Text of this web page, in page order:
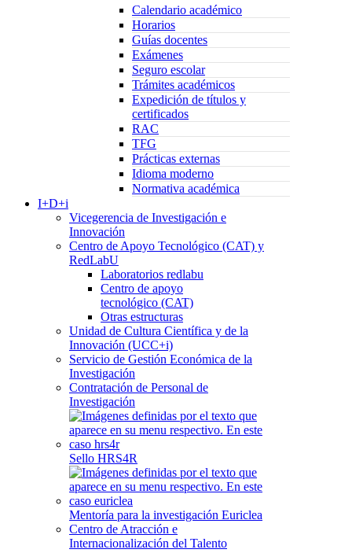
Calendario académico
Horarios
Guías docentes
Exámenes
Seguro escolar
Trámites académicos
Expedición de títulos y
certificados
RAC
TFG
Prácticas externas
Idioma moderno
Normativa académica
I+D+i
Vicegerencia de Investigación e
Innovación
Centro de Apoyo Tecnológico (CAT) y
RedLabU
Laboratorios redlabu
Centro de apoyo
tecnológico (CAT)
Otras estructuras
Unidad de Cultura Científica y de la
Innovación (UCC+i)
Servicio de Gestión Económica de la
Investigación
Contratación de Personal de
Investigación
Sello HRS4R
Mentoría para la investigación Euriclea
Centro de Atracción e
Internacionalización del Talento